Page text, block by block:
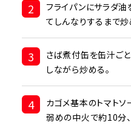
2
フライパンにサラダ
てしんなりするまで炒
3
さば煮付缶を缶汁ご
しながら炒める。
4
カゴメ基本のトマトソ
弱めの中火で約10分